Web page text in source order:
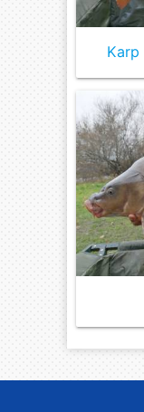
Karp